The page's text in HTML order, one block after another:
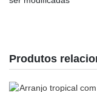
Produtos